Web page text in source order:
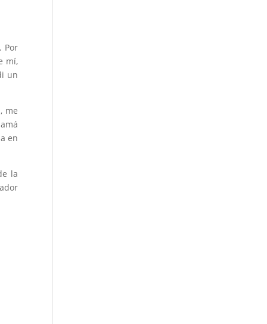
Por
mí,
un
me
en
la